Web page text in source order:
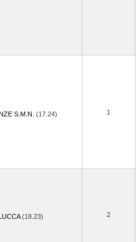
S.M.N. (17.24) 1
(18.23) 2